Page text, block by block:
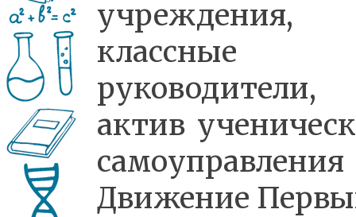
учреждения,
классные
руководители,
актив
Движение